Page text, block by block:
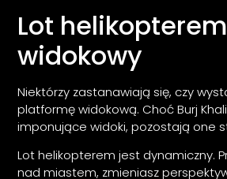
Lot
widokowy
Niektórzy zastanawiają się, czy
platformę widokową. Choć Burj
imponujące widoki, pozostają one
Lot helikopterem jest dynamiczny.
nad miastem, zmieniasz